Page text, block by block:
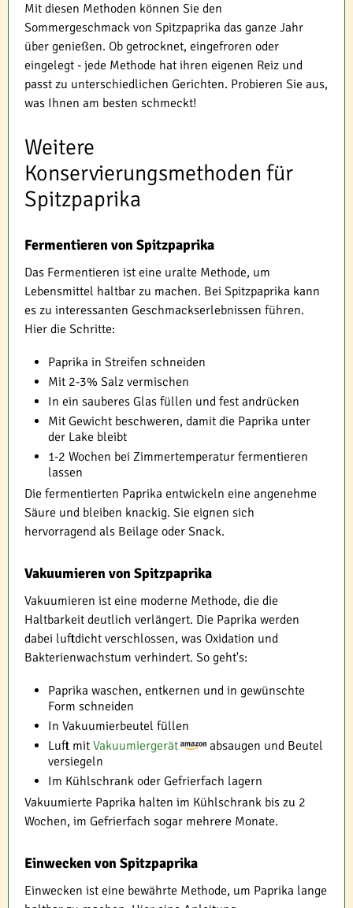
Mit diesen Methoden können Sie den
Sommergeschmack von Spitzpaprika das ganze Jahr
über genießen. Ob getrocknet, eingefroren oder
eingelegt - jede Methode hat ihren eigenen Reiz und
passt zu unterschiedlichen Gerichten. Probieren Sie aus,
was Ihnen am besten schmeckt!
Weitere
Konservierungsmethoden für
Spitzpaprika
Fermentieren von Spitzpaprika
Das Fermentieren ist eine uralte Methode, um
Lebensmittel haltbar zu machen. Bei Spitzpaprika kann
es zu interessanten Geschmackserlebnissen führen.
Hier die Schritte:
Paprika in Streifen schneiden
Mit 2-3% Salz vermischen
In ein sauberes Glas füllen und fest andrücken
Mit Gewicht beschweren, damit die Paprika unter
der Lake bleibt
1-2 Wochen bei Zimmertemperatur fermentieren
lassen
Die fermentierten Paprika entwickeln eine angenehme
Säure und bleiben knackig. Sie eignen sich
hervorragend als Beilage oder Snack.
Vakuumieren von Spitzpaprika
Vakuumieren ist eine moderne Methode, die die
Haltbarkeit deutlich verlängert. Die Paprika werden
dabei luftdicht verschlossen, was Oxidation und
Bakterienwachstum verhindert. So geht's:
Paprika waschen, entkernen und in gewünschte
Form schneiden
In Vakuumierbeutel füllen
Luft mit Vakuumiergerät
absaugen und Beutel
versiegeln
Im Kühlschrank oder Gefrierfach lagern
Vakuumierte Paprika halten im Kühlschrank bis zu 2
Wochen, im Gefrierfach sogar mehrere Monate.
Einwecken von Spitzpaprika
Einwecken ist eine bewährte Methode, um Paprika lange